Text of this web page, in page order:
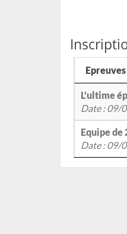
Epreuves
L'ultime
Date : 09/
Equipe de
Date : 09/